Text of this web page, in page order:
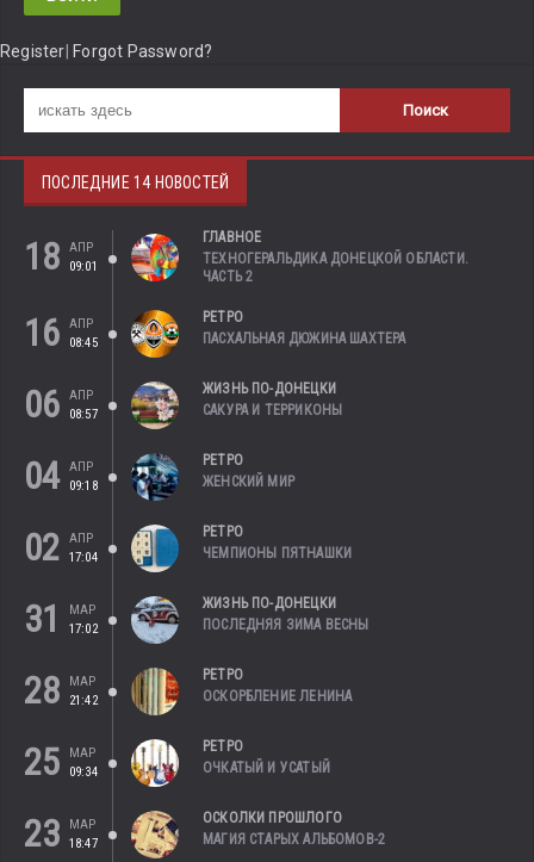
Register Forgot Password?
ПОСЛЕДНИЕ 14 НОВОСТЕЙ
18
АПР
09:01
ГЛАВНОЕ
ТЕХНОГЕРАЛЬДИКА ДОНЕЦКОЙ ОБЛАСТИ.
ЧАСТЬ 2
16
АПР
08:45
РЕТРО
ПАСХАЛЬНАЯ ДЮЖИНА ШАХТЕРА
06
АПР
08:57
ЖИЗНЬ ПО-ДОНЕЦКИ
САКУРА И ТЕРРИКОНЫ
04 АПР
09:18
РЕТРО
ЖЕНСКИЙ МИР
02
АПР
17:04
РЕТРО
ЧЕМПИОНЫ ПЯТНАШКИ
31
МАР
17:02
ЖИЗНЬ ПО-ДОНЕЦКИ
ПОСЛЕДНЯЯ ЗИМА ВЕСНЫ
28
МАР
21:42
РЕТРО
ОСКОРБЛЕНИЕ ЛЕНИНА
25
МАР
09:34
РЕТРО
ОЧКАТЫЙ И УСАТЫЙ
23
МАР
18:47
ОСКОЛКИ ПРОШЛОГО
МАГИЯ СТАРЫХ АЛЬБОМОВ-2